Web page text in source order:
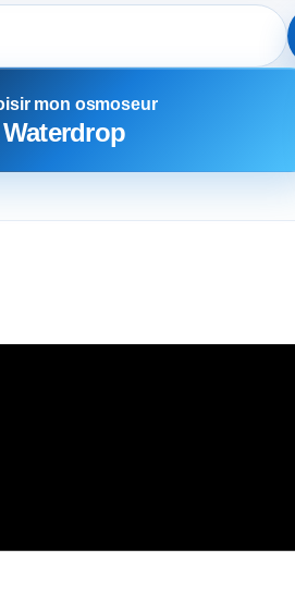
mon osmoseur
Waterdrop